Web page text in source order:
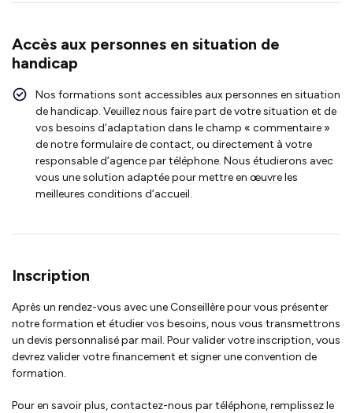
Accès aux personnes en situation de
handicap
Nos formations sont accessibles aux personnes en situation
de handicap. Veuillez nous faire part de votre situation et de
vos besoins d’adaptation dans le champ « commentaire »
de notre formulaire de contact, ou directement à votre
responsable d’agence par téléphone. Nous étudierons avec
vous une solution adaptée pour mettre en œuvre les
meilleures conditions d’accueil.
Inscription
Après un rendez-vous avec une Conseillère pour vous présenter
notre formation et étudier vos besoins, nous vous transmettrons
un devis personnalisé par mail. Pour valider votre inscription, vous
devrez valider votre financement et signer une convention de
formation.
Pour en savoir plus, contactez-nous par téléphone, remplissez le